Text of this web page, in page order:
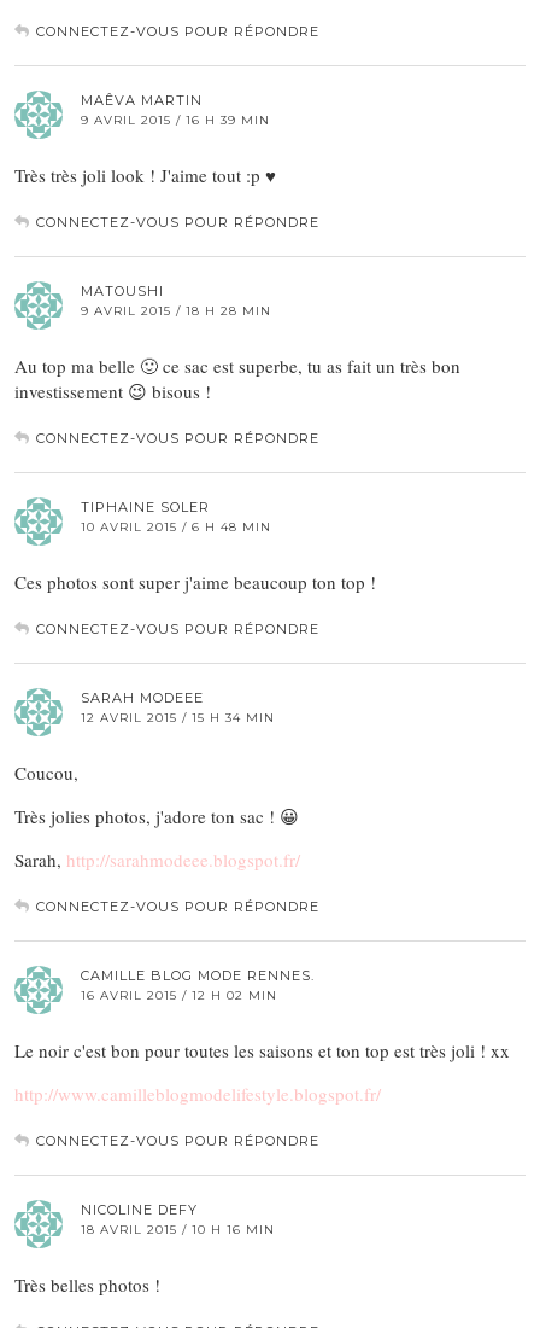
CONNECTEZ-VOUS POUR RÉPONDRE
MAÊVA MARTIN
9 AVRIL 2015 / 16 H 39 MIN
Très très joli look ! J'aime tout :p ♥
CONNECTEZ-VOUS POUR RÉPONDRE
MATOUSHI
9 AVRIL 2015 / 18 H 28 MIN
Au top ma belle 🙂 ce sac est superbe, tu as fait un très bon
investissement 😉 bisous !
CONNECTEZ-VOUS POUR RÉPONDRE
TIPHAINE SOLER
10 AVRIL 2015 / 6 H 48 MIN
Ces photos sont super j'aime beaucoup ton top !
CONNECTEZ-VOUS POUR RÉPONDRE
SARAH MODEEE
12 AVRIL 2015 / 15 H 34 MIN
Coucou,
Très jolies photos, j'adore ton sac ! 😀
Sarah, http://sarahmodeee.blogspot.fr/
CONNECTEZ-VOUS POUR RÉPONDRE
CAMILLE BLOG MODE RENNES.
16 AVRIL 2015 / 12 H 02 MIN
Le noir c'est bon pour toutes les saisons et ton top est très joli ! xx
http://www.camilleblogmodelifestyle.blogspot.fr/
CONNECTEZ-VOUS POUR RÉPONDRE
NICOLINE DEFY
18 AVRIL 2015 / 10 H 16 MIN
Très belles photos !